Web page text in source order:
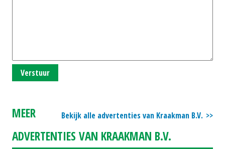
Verstuur
Bekijk alle advertenties van Kraakman B.V.
MEER
ADVERTENTIES VAN KRAAKMAN B.V.